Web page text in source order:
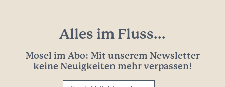
Alles im Fluss...
Mosel im Abo: Mit unserem Newsletter
keine Neuigkeiten mehr verpassen!